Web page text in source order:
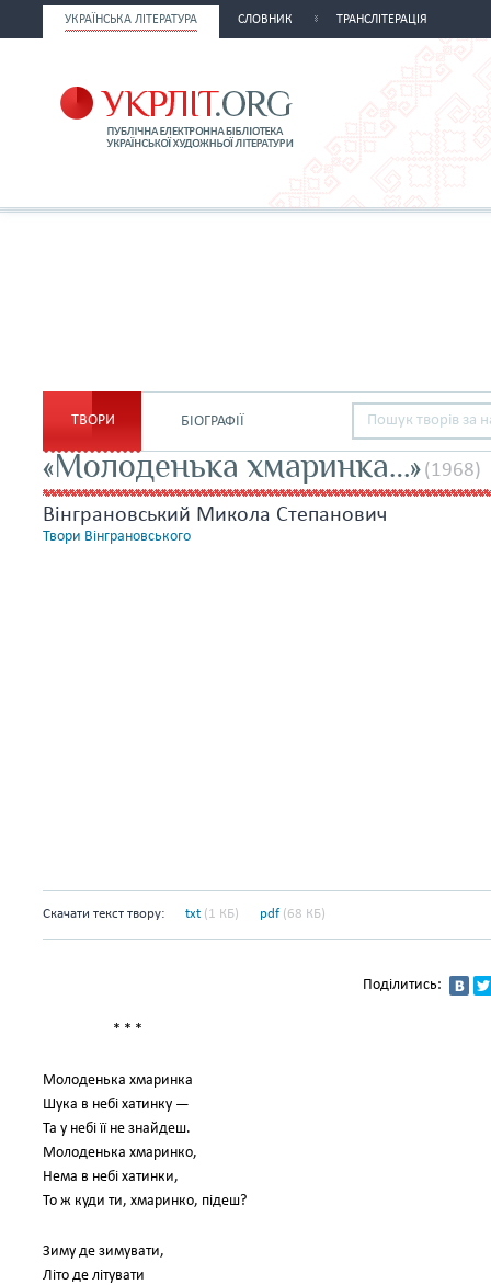
УКРАЇНСЬКА ЛІТЕРАТУРА СЛОВНИК ТРАНСЛІТЕРАЦІЯ
ТВОРИ БІОГРАФІЇ
«Молоденька хмаринка…» (1968)
Вінграновський Микола Степанович
Твори Вінграновського
Скачати текст твору: txt (1 КБ) pdf (68 КБ)
Поділитись:
* * *
Молоденька хмаринка
Шука в небі хатинку —
Та у небі її не знайдеш.
Молоденька хмаринко,
Нема в небі хатинки,
То ж куди ти, хмаринко, підеш?
Зиму де зимувати,
Літо де літувати